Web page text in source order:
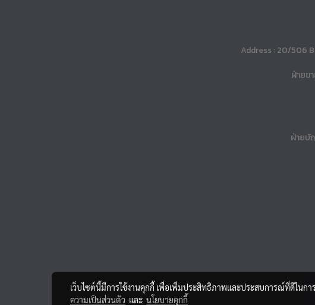
Address : 20/506
ฝ่ายข
ฝ่ายบั
เว็บไซต์นี้มีการใช้งานคุกกี้ เพื่อเพิ่มประสิทธิภาพและประสบการณ์ที่ดีในก
ความเป็นส่วนตัว และ นโยบายคุกกี้